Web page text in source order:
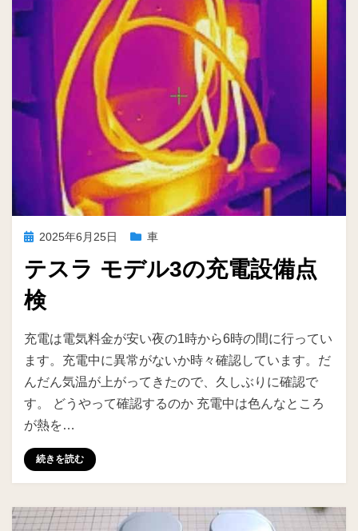
投
日:
2025年6月25日 車
テスラ モデル3の充電設備点
検
投稿者ike
充電は電気料金が安い夜の1時から6時の間に行ってい
ます。充電中に異常がないか時々確認しています。だ
んだん気温が上がってきたので、久しぶりに確認で
す。 どうやって確認するのか 充電中は色んなところ
が熱を…
続きを読む